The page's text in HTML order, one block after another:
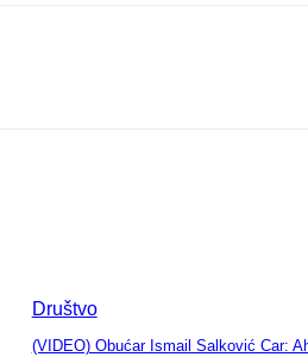
Društvo
(VIDEO) Obućar Ismail Salković Car: